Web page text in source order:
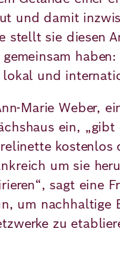
und damit
stellt sie diesen
und
Marie Weber,
ein,
kostenlos
um sie
sagt eine
um nachhaltige
zu